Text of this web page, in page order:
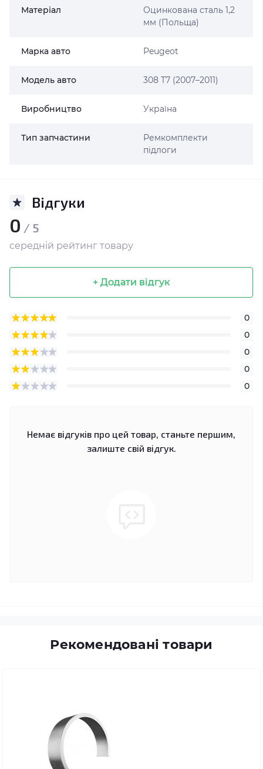
Матеріал
Оцинкована сталь 1,2
мм (Польща)
Марка авто Peugeot
Модель авто 308 T7 (2007–2011)
Виробництво Україна
Тип запчастини
Ремкомплекти
підлоги
Відгуки
0 / 5
середній рейтинг товару
+ Додати відгук
0
0
0
0
0
Немає відгуків про цей товар, станьте першим,
залиште свій відгук.
Рекомендовані товари